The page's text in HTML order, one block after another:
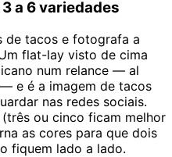
a 6 variedades
de tacos e fotografa a
flat-lay visto de cima
num relance — al
e é a imagem de tacos
nas redes sociais.
ou cinco ficam melhor
as cores para que dois
fiquem lado a lado.